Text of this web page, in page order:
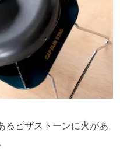
るピザストーンに火があ